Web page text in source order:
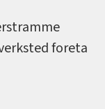
foreta